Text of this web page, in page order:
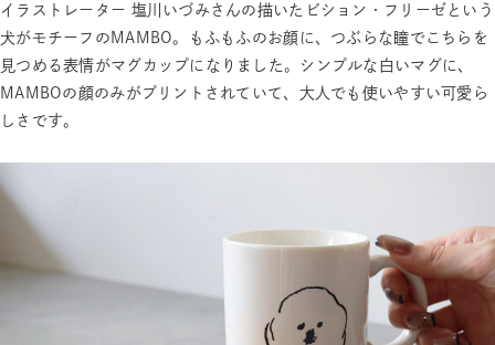
イラストレーター 塩川いづみさんの描いたビション・フリーゼという
犬がモチーフのMAMBO。もふもふのお顔に、つぶらな瞳でこちらを
見つめる表情がマグカップになりました。シンプルな白いマグに、
MAMBOの顔のみがプリントされていて、大人でも使いやすい可愛ら
しさです。